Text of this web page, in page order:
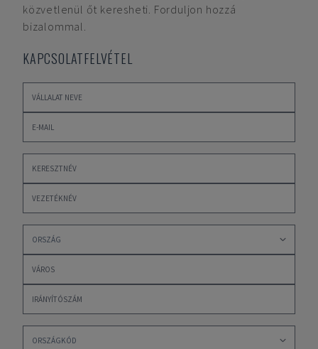
közvetlenül őt keresheti. Forduljon hozzá
bizalommal.
KAPCSOLATFELVÉTEL